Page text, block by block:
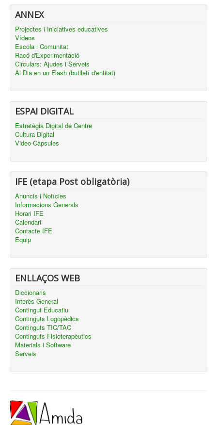
ANNEX
Projectes i Iniciatives educatives
Vídeos
Escola i Comunitat
Racó d'Experimentació
Circulars: Ajudes i Serveis
Al Dia en un Flash (butlletí d'entitat)
ESPAI DIGITAL
Estratègia Digital de Centre
Cultura Digital
Video-Càpsules
IFE (etapa Post obligatòria)
Anuncis i Notícies
Informacions Generals
Horari IFE
Calendari
Contacte IFE
Equip
ENLLAÇOS WEB
Diccionaris
Interès General
Contingut Educatiu
Continguts Logopèdics
Continguts TIC/TAC
Continguts Fisioterapèutics
Materials i Software
Serveis